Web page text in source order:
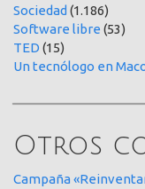
Sociedad (1.186)
Software libre (53)
TED (15)
Un tecnólogo en
Otros
Campaña